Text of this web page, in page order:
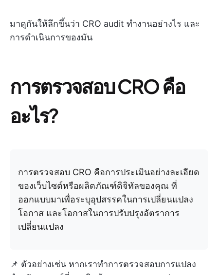
มาดูกันให้ลึกขึ้นว่า CRO audit ทำงานอย่างไร และ
การดำเนินการของมัน
การตรวจสอบ CRO คือ
อะไร?
การตรวจสอบ CRO คือการประเมินอย่างละเอียด
ของเว็บไซต์หรือผลิตภัณฑ์ดิจิทัลของคุณ ที่
ออกแบบมาเพื่อระบุอุปสรรคในการเปลี่ยนแปลง
โอกาส และโอกาสในการปรับปรุงอัตราการ
เปลี่ยนแปลง
📌 ตัวอย่างเช่น หากเราทำการตรวจสอบการแปลง